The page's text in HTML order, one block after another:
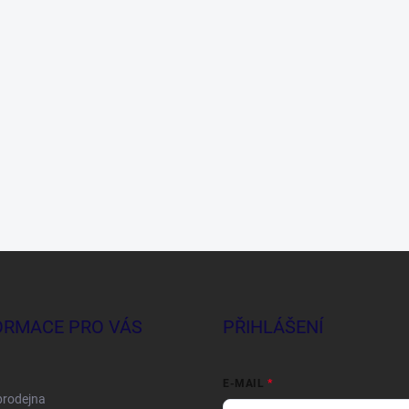
PRO VÁS PŘIHLÁŠENÍ
E-MAIL